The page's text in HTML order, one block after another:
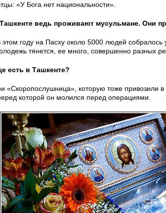
«У Бога нет национальности».
ведь проживают мусульмане. Они
году на Пасху около 5000 людей
тянется, ее много, совершенно разных
есть в Ташкенте?
которую тоже привозили
которой он молился перед операциями.